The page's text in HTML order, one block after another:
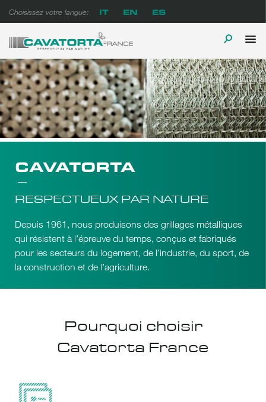
to
content
Choisissez votre langue: IT EN ES
Cavatorta France
A prova di tempo
TOGGLE
SEARCH
CAVATORTA
RESPECTUEUX PAR NATURE
Depuis 1961, nous produisons des grillages métalliques
qui résistent à l’épreuve du temps, conçus et fabriqués
pour les secteurs du logement, de l’industrie, du sport, de
la construction et de l’agriculture.
Pourquoi choisir
Cavatorta France